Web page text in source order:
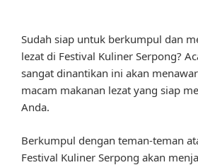
Sudah siap untuk berkumpul dan
lezat di Festival Kuliner Serpong?
sangat dinantikan ini akan
macam makanan lezat yang siap
Anda.
Berkumpul dengan teman-teman
Festival Kuliner Serpong akan